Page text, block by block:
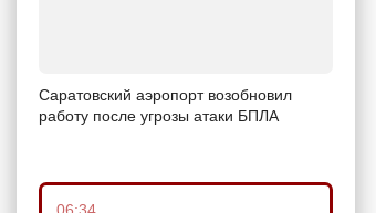
Саратовский аэропорт возобновил
работу после угрозы атаки БПЛА
06:34